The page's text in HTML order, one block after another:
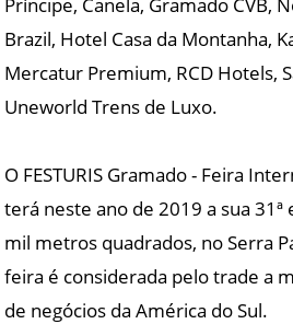
Brazil, Hotel Casa da Montanha,
Mercatur Premium, RCD Hotels,
Uneworld Trens de Luxo.
O FESTURIS Gramado - Feira
terá neste ano de 2019 a sua 31ª
mil metros quadrados, no Serra
feira é considerada pelo trade a
de negócios da América do Sul.